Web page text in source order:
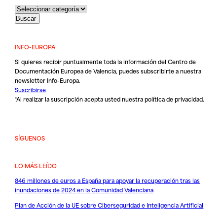
INFO-EUROPA
Si quieres recibir puntualmente toda la información del Centro de
Documentación Europea de Valencia, puedes subscribirte a nuestra
newsletter Info-Europa.
Suscribirse
*Al realizar la suscripción acepta usted nuestrapolítica de privacidad.
SÍGUENOS
LO MÁS LEÍDO
846 millones de euros a España para apoyar la recuperación tras las
inundaciones de 2024 en la Comunidad Valenciana
Plan de Acción de la UE sobre Ciberseguridad e Inteligencia Artificial